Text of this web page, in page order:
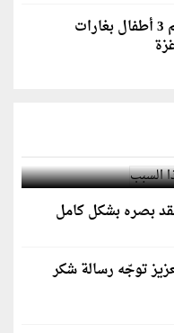
10 شهداء منهم 3 أطفال بغارات
السبب
بصره بشكل كامل
توجّه رسالة شكر